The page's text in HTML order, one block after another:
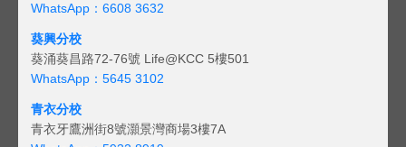
WhatsApp：6608 3632
葵興分校
葵涌葵昌路72-76號 Life@KCC 5樓501
WhatsApp：5645 3102
青衣分校
青衣牙鷹洲街8號灝景灣商場3樓7A